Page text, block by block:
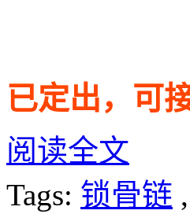
已定出，可
阅读全文
Tags: 锁骨链 ,